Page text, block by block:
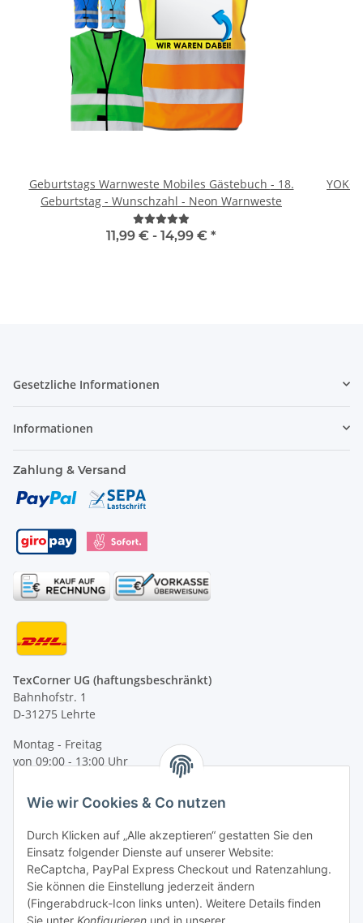
Geburtstags Warnweste Mobiles Gästebuch - 18.
Geburtstag - Wunschzahl - Neon Warnweste
11,99 € - 14,99 € *
Gesetzliche Informationen
Informationen
Zahlung & Versand
TexCorner UG (haftungsbeschränkt)
Bahnhofstr. 1
D-31275 Lehrte
Montag - Freitag
von 09:00 - 13:00 Uhr
Tel: +49 (0) 5132 8230689
E-Mail:mail@texcorner.de
Wie wir Cookies & Co nutzen
Durch Klicken auf „Alle akzeptieren“ gestatten Sie den
Einsatz folgender Dienste auf unserer Website:
ReCaptcha, PayPal Express Checkout und Ratenzahlung.
Sie können die Einstellung jederzeit ändern
(Fingerabdruck-Icon links unten). Weitere Details finden